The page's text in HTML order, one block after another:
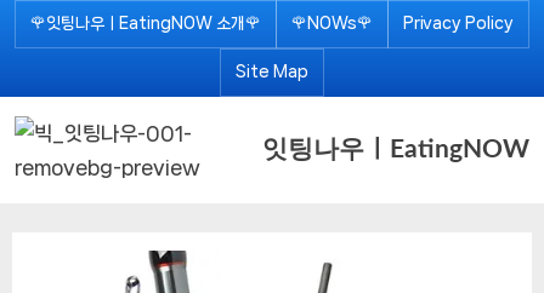
Skip
to
🌹잇팅나우ㅣEatingNOW 소개🌹 🌹NOWs🌹 Privacy Policy
Site Map
잇팅나우ㅣEatingNOW